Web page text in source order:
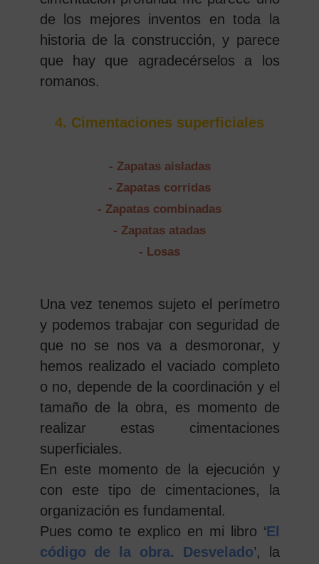
de los mejores inventos en toda la
historia de la construcción, y parece
que hay que agradecérselos a los
romanos.
4. Cimentaciones superficiales
- Zapatas aisladas
- Zapatas corridas
- Zapatas combinadas
- Zapatas atadas
- Losas
Una vez tenemos sujeto el perímetro
y podemos trabajar con seguridad de
que no se nos va a desmoronar, y
hemos realizado el vaciado completo
o no, depende de la coordinación y el
tamaño de la obra, es momento de
realizar estas cimentaciones
superficiales.
En este momento de la ejecución y
con este tipo de cimentaciones, la
organización es fundamental.
Pues como te explico en mi libro ‘El
código de la obra. Desvelado’, la